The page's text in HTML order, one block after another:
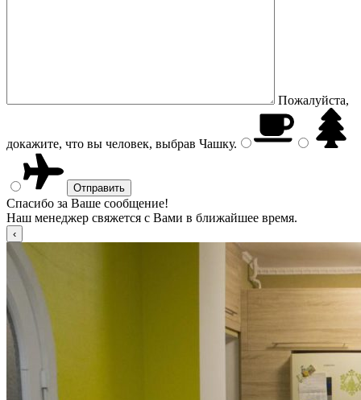
Пожалуйста,
докажите, что вы человек, выбрав Чашку.
Спасибо за Ваше сообщение!
Наш менеджер свяжется с Вами в ближайшее время.